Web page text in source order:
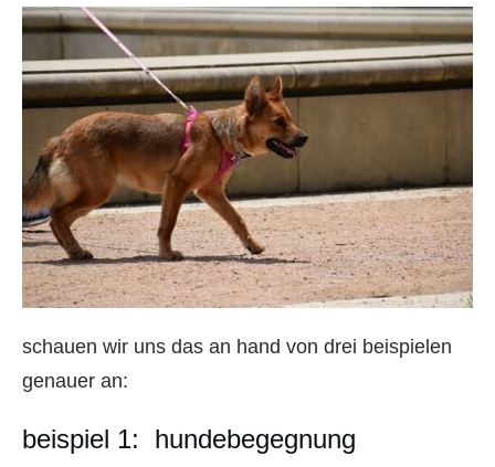
schauen wir uns das an hand von drei beispielen
genauer an:
beispiel 1: hundebegegnung